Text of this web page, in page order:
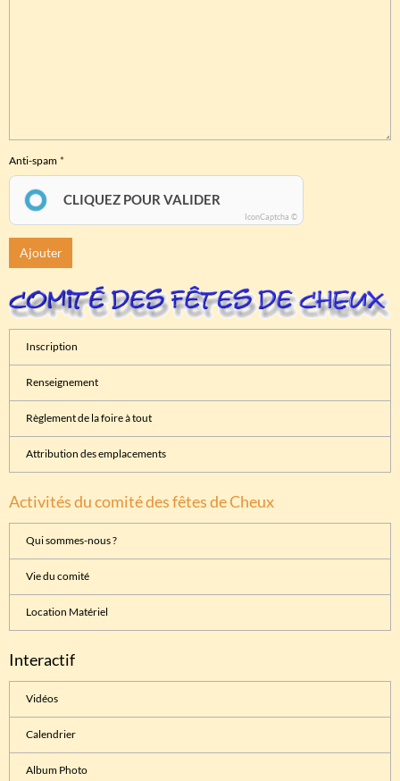
Anti-spam
CLIQUEZ POUR VALIDER
IconCaptcha ©
Ajouter
Inscription
Renseignement
Règlement de la foire à tout
Attribution des emplacements
Activités du comité des fêtes de Cheux
Qui sommes-nous ?
Vie du comité
Location Matériel
Interactif
Vidéos
Calendrier
Album Photo